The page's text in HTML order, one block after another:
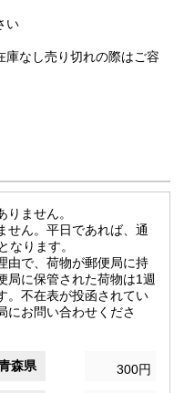
い
庫なし売り切れの際はご容
ません。
せん。平日であれば、通
なります。
由で、荷物が郵便局に持
局に保管された荷物は1週
。不在表が投函されてい
にお問い合わせくださ
森県 300円